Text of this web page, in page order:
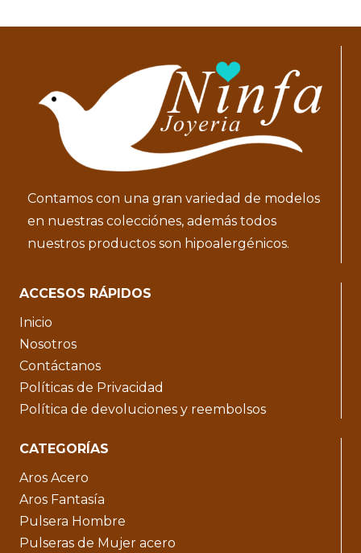
Contamos con una gran variedad de modelos
en nuestras colecciónes, además todos
nuestros productos son hipoalergénicos.
ACCESOS RÁPIDOS
Inicio
Nosotros
Contáctanos
Políticas de Privacidad
Política de devoluciones y reembolsos
CATEGORÍAS
Aros Acero
Aros Fantasía
Pulsera Hombre
Pulseras de Mujer acero